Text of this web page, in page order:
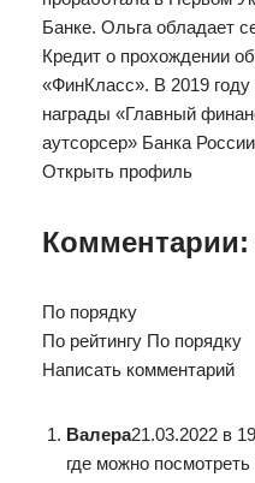
Банке. Ольга обладает
Кредит о прохождении
«ФинКласс». В 2019
награды «Главный
аутсорсер» Банка
Открыть профиль
Комментарии:
По порядку
По рейтингу По порядку
Написать комментарий
Валера21.03.2022 в
где можно